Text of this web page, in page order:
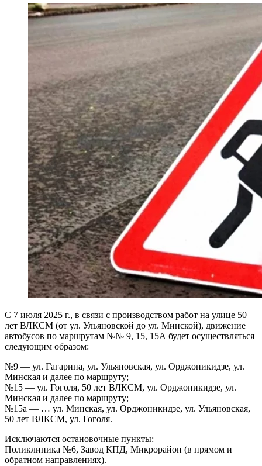
С 7 июля 2025 г., в связи с производством работ на улице 50
лет ВЛКСМ (от ул. Ульяновской до ул. Минской), движение
автобусов по маршрутам №№ 9, 15, 15А будет осуществляться
следующим образом:
№9 — ул. Гагарина, ул. Ульяновская, ул. Орджоникидзе, ул.
Минская и далее по маршруту;
№15 — ул. Гоголя, 50 лет ВЛКСМ, ул. Орджоникидзе, ул.
Минская и далее по маршруту;
№15а — … ул. Минская, ул. Орджоникидзе, ул. Ульяновская,
50 лет ВЛКСМ, ул. Гоголя.
Исключаются остановочные пункты:
Поликлиника №6, Завод КПД, Микрорайон (в прямом и
обратном направлениях).